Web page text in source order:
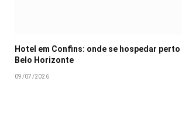
Hotel em Confins: onde se hospedar
Belo Horizonte
09/07/2026